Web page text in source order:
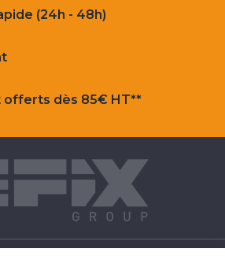
(24h - 48h)
offerts dès 85€ HT**